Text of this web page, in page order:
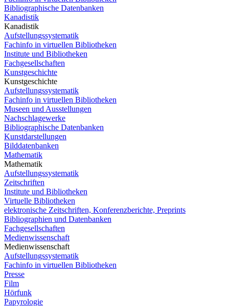
Bibliographische Datenbanken
Kanadistik
Kanadistik
Aufstellungssystematik
Fachinfo in virtuellen Bibliotheken
Institute und Bibliotheken
Fachgesellschaften
Kunstgeschichte
Kunstgeschichte
Aufstellungssystematik
Fachinfo in virtuellen Bibliotheken
Museen und Ausstellungen
Nachschlagewerke
Bibliographische Datenbanken
Kunstdarstellungen
Bilddatenbanken
Mathematik
Mathematik
Aufstellungssystematik
Zeitschriften
Institute und Bibliotheken
Virtuelle Bibliotheken
elektronische Zeitschriften, Konferenzberichte, Preprints
Bibliographien und Datenbanken
Fachgesellschaften
Medienwissenschaft
Medienwissenschaft
Aufstellungssystematik
Fachinfo in virtuellen Bibliotheken
Presse
Film
Hörfunk
Papyrologie